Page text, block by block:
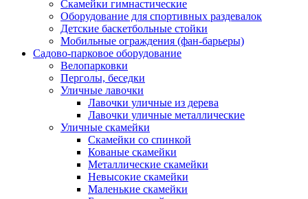
Скамейки гимнастические
Оборудование для спортивных раздевалок
Детские баскетбольные стойки
Мобильные ограждения (фан-барьеры)
Садово-парковое оборудование
Велопарковки
Перголы, беседки
Уличные лавочки
Лавочки уличные из дерева
Лавочки уличные металлические
Уличные скамейки
Скамейки со спинкой
Кованые скамейки
Металлические скамейки
Невысокие скамейки
Маленькие скамейки